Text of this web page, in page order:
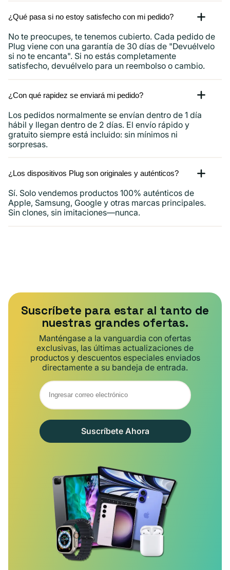
¿Qué pasa si no estoy satisfecho con mi pedido?
No te preocupes, te tenemos cubierto. Cada pedido de
Plug viene con una garantía de 30 días de "Devuélvelo
si no te encanta". Si no estás completamente
satisfecho, devuélvelo para un reembolso o cambio.
¿Con qué rapidez se enviará mi pedido?
Los pedidos normalmente se envían dentro de 1 día
hábil y llegan dentro de 2 días. El envío rápido y
gratuito siempre está incluido: sin mínimos ni
sorpresas.
¿Los dispositivos Plug son originales y auténticos?
Sí. Solo vendemos productos 100% auténticos de
Apple, Samsung, Google y otras marcas principales.
Sin clones, sin imitaciones—nunca.
Suscríbete para estar al tanto de
nuestras grandes ofertas.
Manténgase a la vanguardia con ofertas
exclusivas, las últimas actualizaciones de
productos y descuentos especiales enviados
directamente a su bandeja de entrada.
Suscríbete Ahora